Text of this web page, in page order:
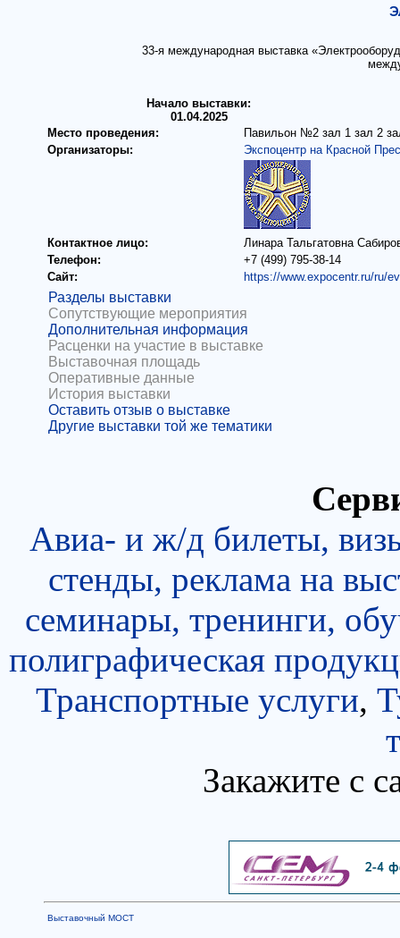
33-я международная выставка
Начало выставки:
01.04.2025
Место проведения:
Павильон №2 зал 1 зал 2
Организаторы:
Экспоцентр на Красной
Контактное лицо:
Линара Тальгатовна
Телефон:
+7 (499) 795-38-14
Сайт:
https://www.expocentr.ru/ru/
Разделы выставки
Сопутствующие мероприятия
Дополнительная информация
Расценки на участие в выставке
Выставочная площадь
Оперативные данные
История выставки
Оставить отзыв о выставке
Другие выставки той же тематики
Авиа- и ж/д билеты,
стенды, реклама на
семинары, тренинги,
полиграфическая
Транспортные услуги,
Закажите с
Выставочный МОСТ